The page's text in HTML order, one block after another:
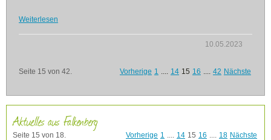
Weiterlesen
10.05.2023
Seite 15 von 42. Vorherige 1 .... 14 15 16 .... 42 Nächste
Aktuelles aus Falkenberg
Seite 15 von 18. Vorherige 1 .... 14 15 16 .... 18 Nächste